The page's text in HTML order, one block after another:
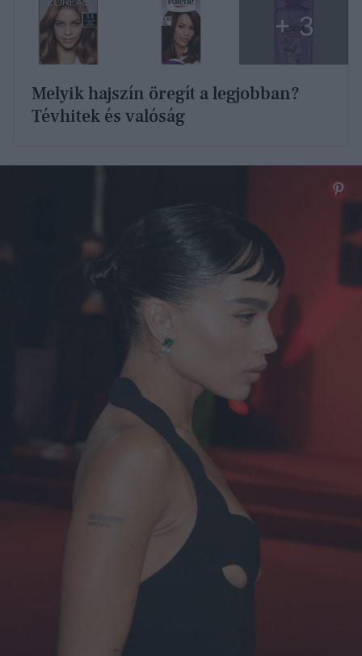
Melyik hajszín öregít a legjobban?
Tévhitek és valóság
+ 3